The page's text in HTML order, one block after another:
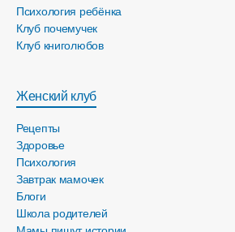
Психология ребёнка
Клуб почемучек
Клуб книголюбов
Женский клуб
Рецепты
Здоровье
Психология
Завтрак мамочек
Блоги
Школа родителей